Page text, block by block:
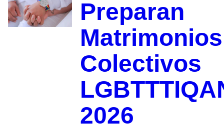
Preparan
Matrimonios
Colectivos
2026